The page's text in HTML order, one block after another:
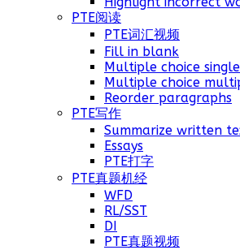
PTE阅读
PTE词汇视频
Fill in blank
Multiple choice
Multiple choice
Reorder paragraphs
PTE写作
Summarize written
Essays
PTE打字
PTE真题机经
WFD
RL/SST
DI
PTE真题视频